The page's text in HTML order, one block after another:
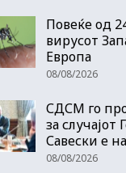
Повеќе од
вирусот
Европа
08/08/2026
СДСМ го
за случајот
Савески е
08/08/2026